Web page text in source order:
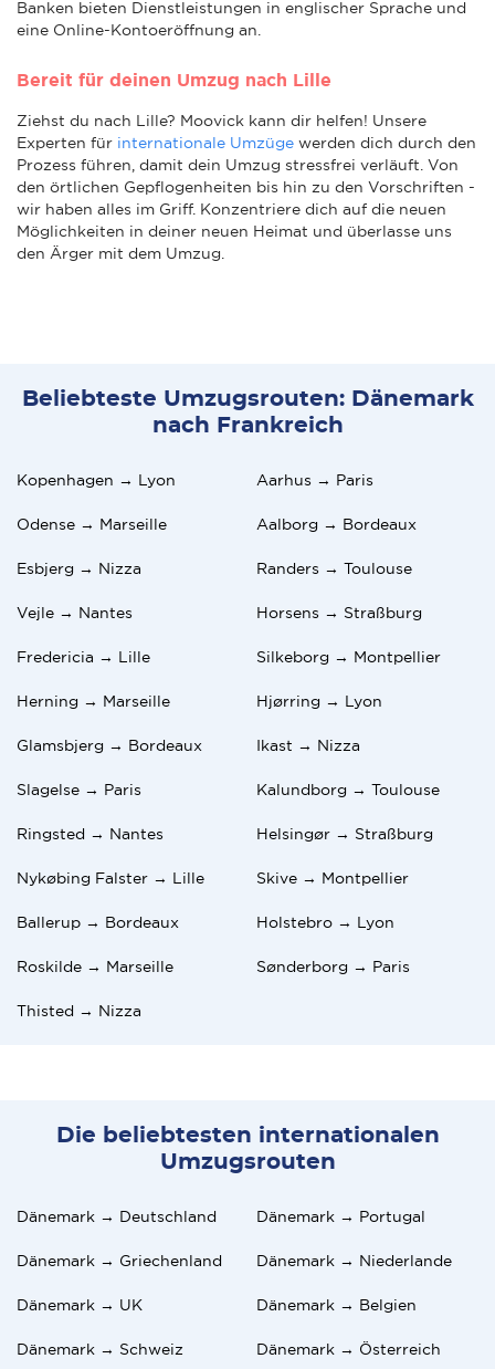
Banken bieten Dienstleistungen in englischer Sprache und
eine Online-Kontoeröffnung an.
Bereit für deinen Umzug nach Lille
Ziehst du nach Lille? Moovick kann dir helfen! Unsere
Experten für internationale Umzüge werden dich durch den
Prozess führen, damit dein Umzug stressfrei verläuft. Von
den örtlichen Gepflogenheiten bis hin zu den Vorschriften -
wir haben alles im Griff. Konzentriere dich auf die neuen
Möglichkeiten in deiner neuen Heimat und überlasse uns
den Ärger mit dem Umzug.
Beliebteste Umzugsrouten: Dänemark
nach Frankreich
Kopenhagen → Lyon Aarhus → Paris
Odense → Marseille Aalborg → Bordeaux
Esbjerg → Nizza Randers → Toulouse
Vejle → Nantes Horsens → Straßburg
Fredericia → Lille Silkeborg → Montpellier
Herning → Marseille Hjørring → Lyon
Glamsbjerg → Bordeaux Ikast → Nizza
Slagelse → Paris Kalundborg → Toulouse
Ringsted → Nantes Helsingør → Straßburg
Nykøbing Falster → Lille Skive → Montpellier
Ballerup → Bordeaux Holstebro → Lyon
Roskilde → Marseille Sønderborg → Paris
Thisted → Nizza
Die beliebtesten internationalen
Umzugsrouten
Dänemark → Deutschland Dänemark → Portugal
Dänemark → Griechenland Dänemark → Niederlande
Dänemark → UK Dänemark → Belgien
Dänemark → Schweiz Dänemark → Österreich